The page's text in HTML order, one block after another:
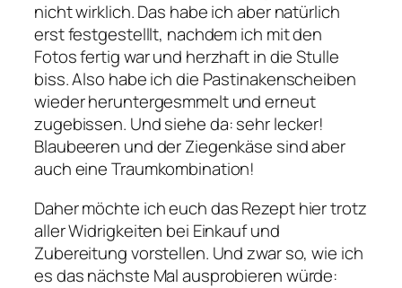
nicht wirklich. Das habe ich aber natürlich
erst festgestelllt, nachdem ich mit den
Fotos fertig war und herzhaft in die Stulle
biss. Also habe ich die Pastinakenscheiben
wieder heruntergesmmelt und erneut
zugebissen. Und siehe da: sehr lecker!
Blaubeeren und der Ziegenkäse sind aber
auch eine Traumkombination!
Daher möchte ich euch das Rezept hier trotz
aller Widrigkeiten bei Einkauf und
Zubereitung vorstellen. Und zwar so, wie ich
es das nächste Mal ausprobieren würde: